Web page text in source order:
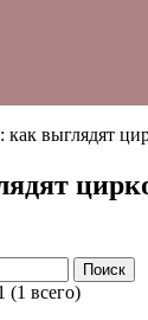
как выглядят
(1 всего)